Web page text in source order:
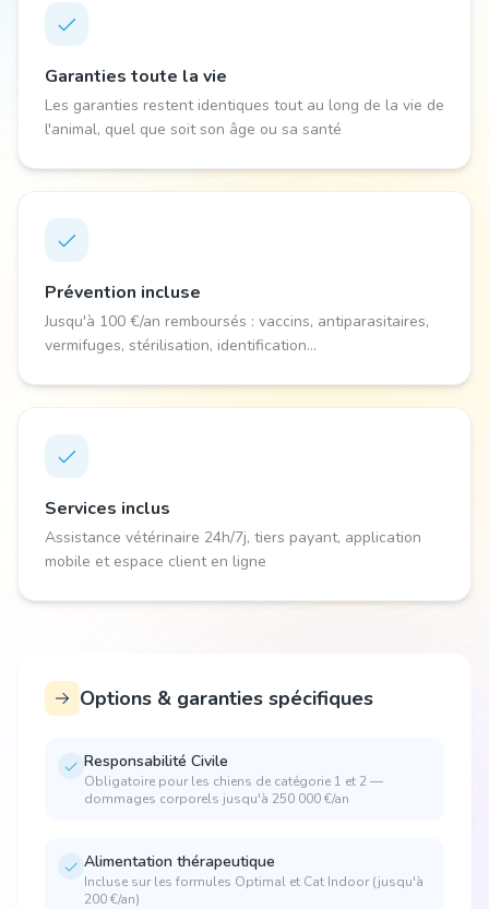
Garanties toute la vie
Les garanties restent identiques tout au long de la vie de
l'animal, quel que soit son âge ou sa santé
Prévention incluse
Jusqu'à 100 €/an remboursés : vaccins, antiparasitaires,
vermifuges, stérilisation, identification...
Services inclus
Assistance vétérinaire 24h/7j, tiers payant, application
mobile et espace client en ligne
Options & garanties spécifiques
Responsabilité Civile
Obligatoire pour les chiens de catégorie 1 et 2 —
dommages corporels jusqu'à 250 000 €/an
Alimentation thérapeutique
Incluse sur les formules Optimal et Cat Indoor (jusqu'à
200 €/an)